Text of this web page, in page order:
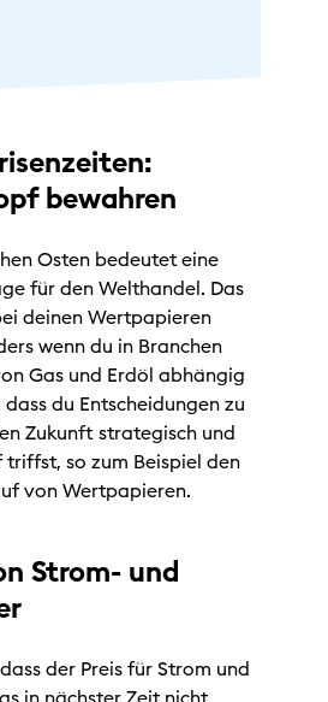
bewahren
Osten bedeutet eine
für den Welthandel. Das
deinen Wertpapieren
wenn du in Branchen
Gas und Erdöl abhängig
du Entscheidungen zu
Zukunft strategisch und
so zum Beispiel den
von Wertpapieren.
Strom- und
der Preis für Strom und
in nächster Zeit nicht